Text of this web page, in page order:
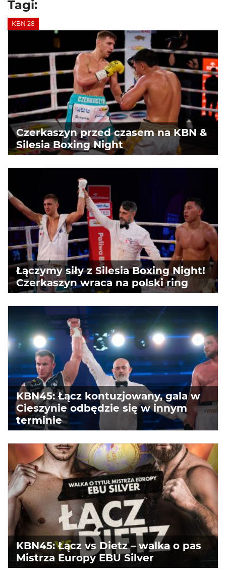
Tagi:
KBN 28
Czerkaszyn przed czasem na KBN &
Silesia Boxing Night
Łączymy siły z Silesia Boxing Night!
Czerkaszyn wraca na polski ring
KBN45: Łącz kontuzjowany, gala w
Cieszynie odbędzie się w innym
terminie
KBN45: Łącz vs Dietz – walka o pas
Mistrza Europy EBU Silver